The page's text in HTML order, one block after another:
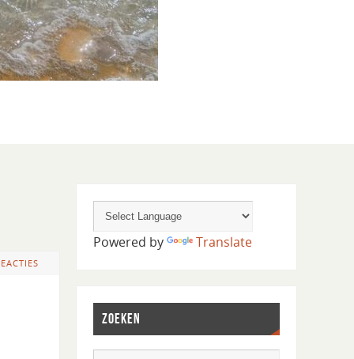
Powered by Translate
ZOEKEN